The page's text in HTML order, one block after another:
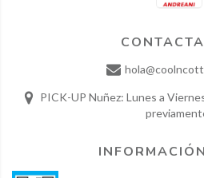
PICK-UP Nuñez: Lunes a